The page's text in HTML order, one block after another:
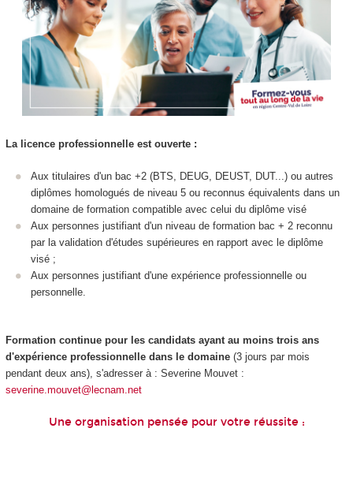
La licence professionnelle est ouverte :
Aux titulaires d'un bac +2 (BTS, DEUG, DEUST, DUT...) ou autres
diplômes homologués de niveau 5 ou reconnus équivalents dans un
domaine de formation compatible avec celui du diplôme visé
Aux personnes justifiant d'un niveau de formation bac + 2 reconnu
par la validation d'études supérieures en rapport avec le diplôme
visé ;
Aux personnes justifiant d'une expérience professionnelle ou
personnelle.
Formation continue pour les candidats ayant au moins trois ans
d'expérience professionnelle dans le domaine(3 jours par mois
pendant deux ans), s'adresser à : Severine Mouvet :
severine.mouvet@lecnam.net
Une organisation pensée pour votre réussite :